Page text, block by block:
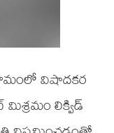
విషాదకర
లిక్విడ్